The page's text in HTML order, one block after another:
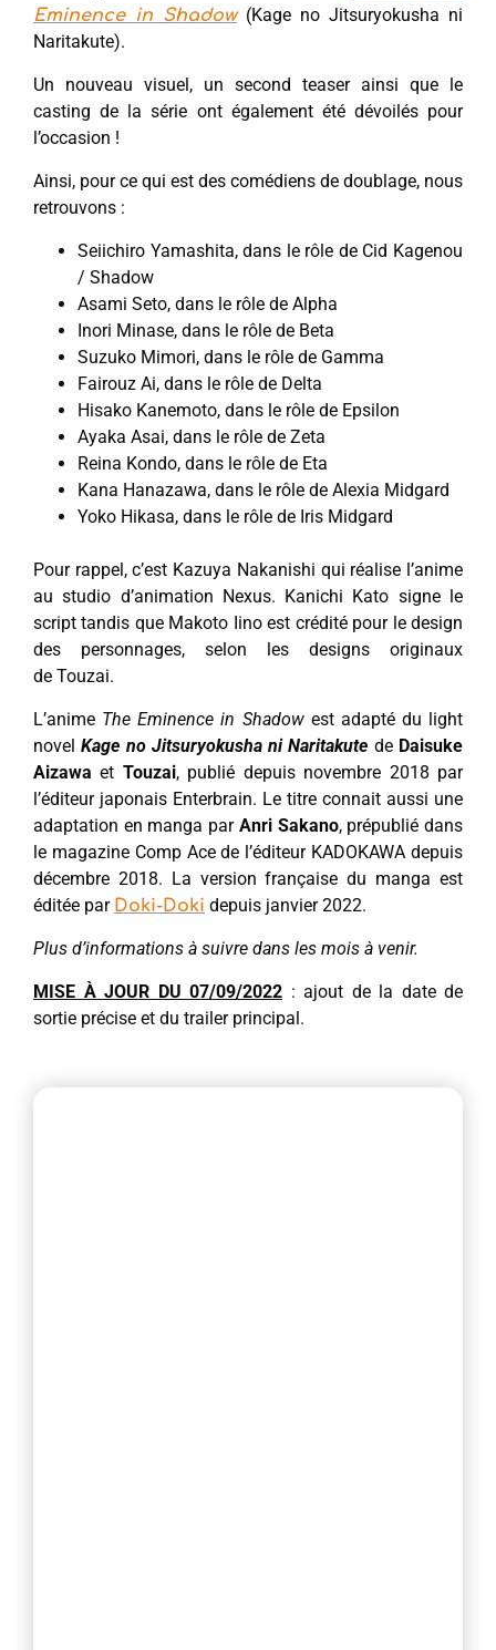
Eminence in Shadow(Kage no Jitsuryokusha ni
Naritakute).
Un nouveau visuel, un second teaser ainsi que le
casting de la série ont également été dévoilés pour
l’occasion !
Ainsi, pour ce qui est des comédiens de doublage, nous
retrouvons :
Seiichiro Yamashita, dans le rôle de Cid Kagenou
/ Shadow
Asami Seto, dans le rôle de Alpha
Inori Minase, dans le rôle de Beta
Suzuko Mimori, dans le rôle de Gamma
Fairouz Ai, dans le rôle de Delta
Hisako Kanemoto, dans le rôle de Epsilon
Ayaka Asai, dans le rôle de Zeta
Reina Kondo, dans le rôle de Eta
Kana Hanazawa, dans le rôle de Alexia Midgard
Yoko Hikasa, dans le rôle de Iris Midgard
Pour rappel, c’est Kazuya Nakanishi qui réalise l’anime
au studio d’animation Nexus. Kanichi Kato signe le
script tandis que Makoto Iino est crédité pour le design
des personnages, selon les designs originaux
de Touzai.
L’anime The Eminence in Shadowest adapté du light
novelKage no Jitsuryokusha ni Naritakute de Daisuke
Aizawa et Touzai, publié depuis novembre 2018 par
l’éditeur japonais Enterbrain. Le titre connait aussi une
adaptation en manga par Anri Sakano, prépublié dans
le magazine Comp Ace de l’éditeur KADOKAWA depuis
décembre 2018. La version française du manga est
éditée par Doki-Doki depuis janvier 2022.
Plus d’informations à suivre dans les mois à venir.
MISE À JOUR DU 07/09/2022 : ajout de la date de
sortie précise et du trailer principal.